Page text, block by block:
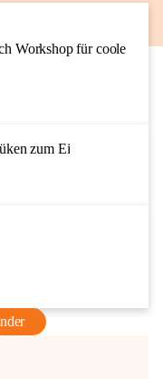
AUG
Workshop für coole
zum Ei